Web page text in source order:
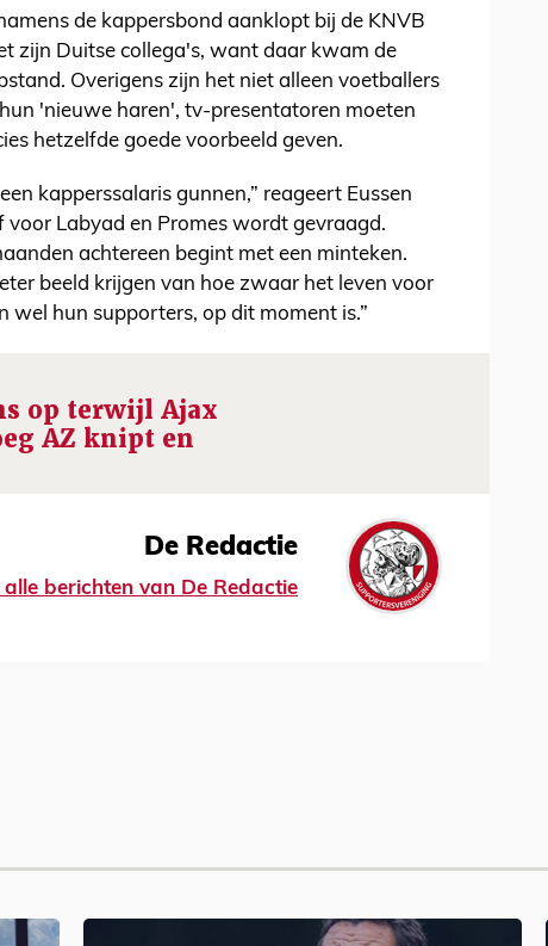
de kappersbond aanklopt bij de KNVB
zijn Duitse collega's, want daar kwam de
Overigens zijn het niet alleen voetballers
'nieuwe haren', tv-presentatoren moeten
hetzelfde goede voorbeeld geven.
kapperssalaris gunnen,” reageert Eussen
voor Labyad en Promes wordt gevraagd.
achtereen begint met een minteken.
beeld krijgen van hoe zwaar het leven voor
wel hun supporters, op dit moment is.”
op terwijl Ajax
AZ knipt en
De Redactie
alle berichten van De Redactie